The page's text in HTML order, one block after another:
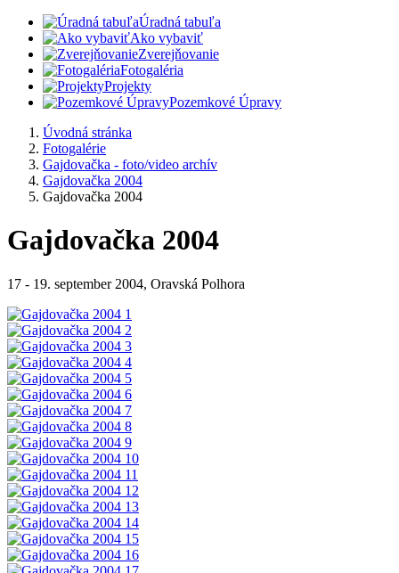
Úradná tabuľa
Ako vybaviť
Zverejňovanie
Fotogaléria
Projekty
Pozemkové Úpravy
Úvodná stránka
Fotogalérie
Gajdovačka - foto/video archív
Gajdovačka 2004
Gajdovačka 2004
Gajdovačka 2004
17 - 19. september 2004, Oravská Polhora